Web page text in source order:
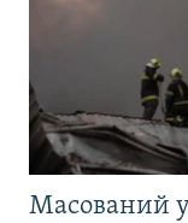
Масований